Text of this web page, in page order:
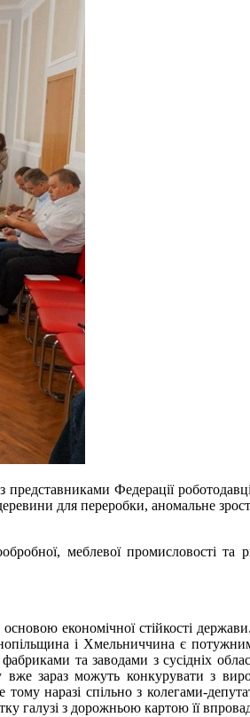
Федерації
для переробки, аномальне
меблевої промисловості та
економічної стійкості
і Хмельниччина є
та заводами з сусідніх
вже зараз можуть конкурувати з
наразі спільно з колегами-
галузі з дорожньою картою її